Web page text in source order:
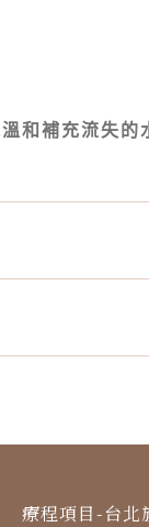
和補充流失
療程項目-台北